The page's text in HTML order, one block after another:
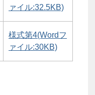
ァイル:32.5KB)
様式第4(Wordフ
ァイル:30KB)